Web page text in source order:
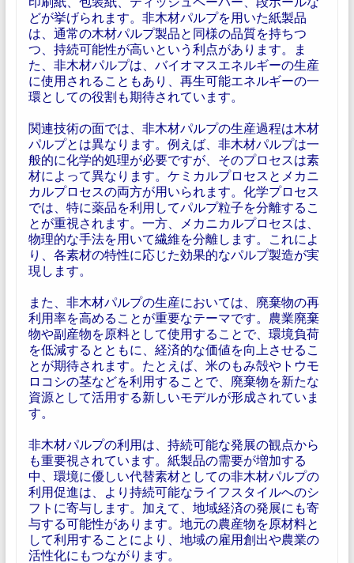
どが挙げられます。非木材パルプを用いた紙製品
は、通常の木材パルプ製品と同様の品質を持ちつ
つ、持続可能性が高いという利点があります。ま
た、非木材パルプは、バイオマスエネルギーの生産
に使用されることもあり、再生可能エネルギーの一
環としての役割も期待されています。
関連技術の面では、非木材パルプの生産過程は木材
パルプとは異なります。例えば、非木材パルプは一
般的に化学的処理が必要ですが、そのプロセスは素
材によって異なります。ケミカルプロセスとメカニ
カルプロセスの両方が用いられます。化学プロセス
では、特に薬品を利用してパルプ粒子を分離するこ
とが重視されます。一方、メカニカルプロセスは、
物理的な手法を用いて繊維を分離します。これによ
り、各素材の特性に応じた効果的なパルプ製造が実
現します。
また、非木材パルプの生産においては、廃棄物の再
利用率を高めることが重要なテーマです。農業廃棄
物や副産物を原料として使用することで、環境負荷
を低減するとともに、経済的な価値を向上させるこ
とが期待されます。たとえば、米のもみ殻やトウモ
ロコシの茎などを利用することで、廃棄物を新たな
資源として活用する新しいモデルが形成されていま
す。
非木材パルプの利用は、持続可能な発展の観点から
も重要視されています。紙製品の需要が増加する
中、環境に優しい代替素材としての非木材パルプの
利用促進は、より持続可能なライフスタイルへのシ
フトに寄与します。加えて、地域経済の発展にも寄
与する可能性があります。地元の農産物を原材料と
して利用することにより、地域の雇用創出や農業の
活性化にもつながります。